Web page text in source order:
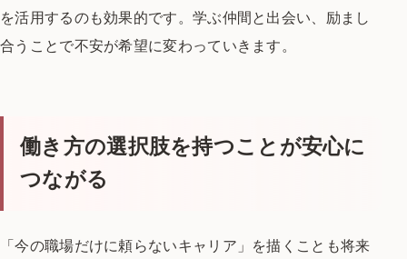
を活用するのも効果的です。 学ぶ仲間と出会い、励まし
合うことで不安が希望に変わっていきます。
働き方の選択肢を持つことが安心に
つながる
「今の職場だけに頼らないキャリア」を描くことも将来